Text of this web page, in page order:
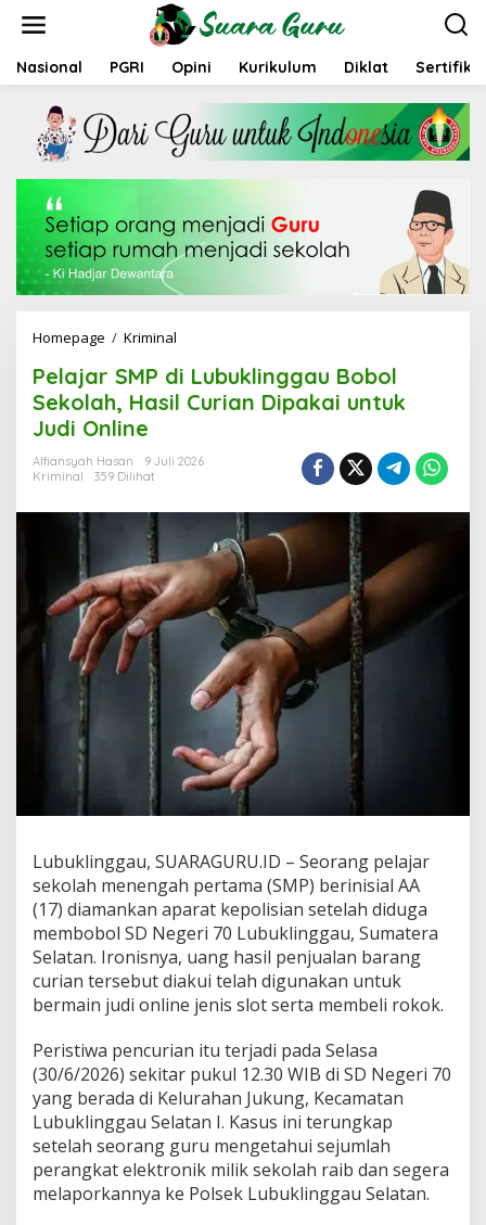
t
Nasional PGRI Opini Kurikulum Diklat
Homepage / Kriminal
a
j
r
P
L
u
b
g
a
u
o
l
S
k
o
l
a
H
a
s
i
l
C
u
r
Pelajar SMP di Lubuklinggau Bobol
Sekolah, Hasil Curian Dipakai untuk
Judi Online
Alfiansyah Hasan
9 Juli 2026
Kriminal
359 Dilihat
Lubuklinggau, SUARAGURU.ID – Seorang pelajar
sekolah menengah pertama (SMP) berinisial AA
(17) diamankan aparat kepolisian setelah diduga
membobol SD Negeri 70 Lubuklinggau, Sumatera
Selatan. Ironisnya, uang hasil penjualan barang
curian tersebut diakui telah digunakan untuk
bermain judi online jenis slot serta membeli rokok.
Peristiwa pencurian itu terjadi pada Selasa
(30/6/2026) sekitar pukul 12.30 WIB di SD Negeri 70
yang berada di Kelurahan Jukung, Kecamatan
Lubuklinggau Selatan I. Kasus ini terungkap
setelah seorang guru mengetahui sejumlah
perangkat elektronik milik sekolah raib dan segera
melaporkannya ke Polsek Lubuklinggau Selatan.